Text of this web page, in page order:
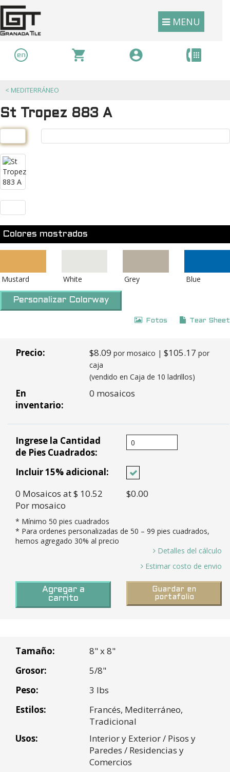
MENU
< MEDITERRÁNEO
St Tropez 883 A
Colores mostrados
Mustard White Grey Blue
Personalizar Colorway
Fotos Tear Sheet
Precio: $8.09 por mosaico | $105.17 por
caja
(vendido en Caja de 10 ladrillos)
En
inventario:
0 mosaicos
Ingrese la Cantidad
de Pies Cuadrados:
Incluir 15% adicional:
0 Mosaicos at $ 10.52
Por mosaico
$0.00
* Mínimo 50 pies cuadrados
* Para ordenes personalizadas de 50 – 99 pies cuadrados,
hemos agregado 30% al precio
Detalles del cálculo
0 Pies Cuadrados / 0.44 Pies cuadrados por mosaico =
Mosaicos necesitados y 15% Exceso (0.00 X 15%)=
Peso de envio (30 lbs por caja x 0 Cajas) =
* Los numeros son redondeados a los mosaicos o cajas mas
* Los números están redondeados al pie cuadrado o caja más
Estimar costo de envio
Tiempo en
Tránsito:
8-10 semanas a puerto en LA
para todas las órdenes
personalizadas
Subtotal:
$0.00
Impuesto
$0.00
Costo Envio:
$0.00
$0.00
Agregar a
carrito
Guardar en
portafolio
Tamaño:
8" x 8"
Grosor:
5/8"
Peso:
3 lbs
Estilos:
Francés, Mediterráneo,
Tradicional
Usos:
Interior y Exterior / Pisos y
Paredes / Residencias y
Comercios